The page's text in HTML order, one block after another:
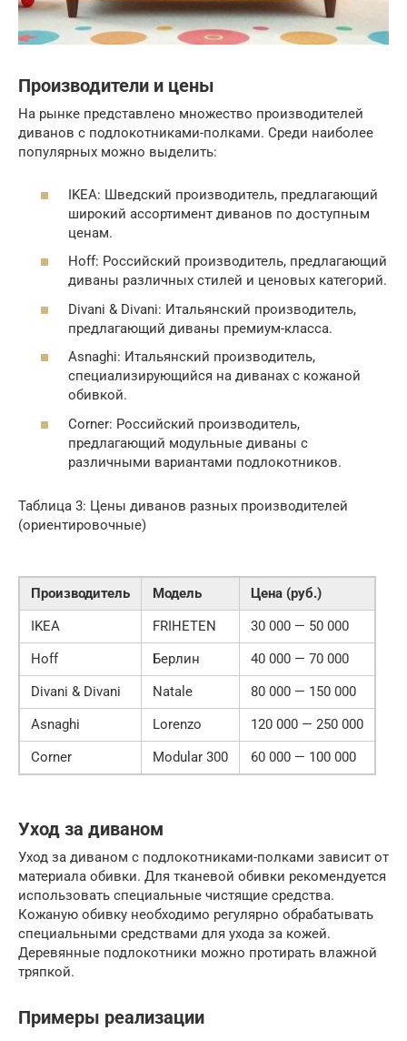
Производители и цены
На рынке представлено множество производителей
диванов с подлокотниками-полками. Среди наиболее
популярных можно выделить:
IKEA: Шведский производитель, предлагающий
широкий ассортимент диванов по доступным
ценам.
Hoff: Российский производитель, предлагающий
диваны различных стилей и ценовых категорий.
Divani & Divani: Итальянский производитель,
предлагающий диваны премиум-класса.
Asnaghi: Итальянский производитель,
специализирующийся на диванах с кожаной
обивкой.
Corner: Российский производитель,
предлагающий модульные диваны с
различными вариантами подлокотников.
Таблица 3: Цены диванов разных производителей
(ориентировочные)
Производитель Модель
Цена (руб.)
IKEA
FRIHETEN
30 000 — 50 000
Hoff
Берлин
40 000 — 70 000
Divani & Divani
Natale
80 000 — 150 000
Asnaghi
Lorenzo
120 000 — 250 000
Corner
Modular 300 60 000 — 100 000
Уход за диваном
Уход за диваном с подлокотниками-полками зависит от
материала обивки. Для тканевой обивки рекомендуется
использовать специальные чистящие средства.
Кожаную обивку необходимо регулярно обрабатывать
специальными средствами для ухода за кожей.
Деревянные подлокотники можно протирать влажной
тряпкой.
Примеры реализации